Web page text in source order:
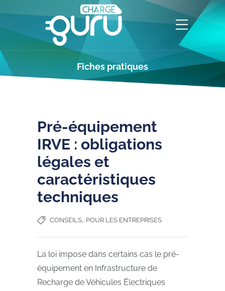
Fiches pratiques
Pré-équipement
IRVE : obligations
légales et
caractéristiques
techniques
CONSEILS, POUR LES ENTREPRISES
La loi impose dans certains cas le pré-
équipement en Infrastructure de
Recharge de Véhicules Électriques